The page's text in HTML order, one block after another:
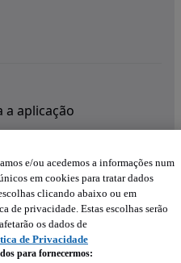
a aplicação
e/ou acedemos a informações num
em cookies para tratar dados
clicando abaixo ou em
de privacidade. Estas escolhas serão
os dados de
de Privacidade
para fornecermos: